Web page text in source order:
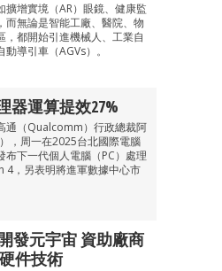
擴增實境（AR）眼鏡、健康監
而無論是智能工廠、醫院、物
，都開始引進機械人、工業自
導引車（AGVs）。
器運算提效27%
通（Qualcomm）行政總裁阿
，周一在2025台北國際電腦
布下一代個人電腦（PC）處理
4，另表明將進軍數據中心市
發元宇宙 資助廠商
件技術